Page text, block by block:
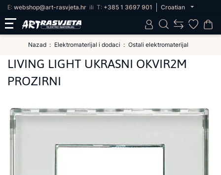
E: webshop@art-rasvjeta.hr ili T: +385 1 3697 901 Croatian
Nazad Elektromaterijal i dodaci Ostali elektromaterijal
LIVING LIGHT UKRASNI OKVIR2M
PROZIRNI